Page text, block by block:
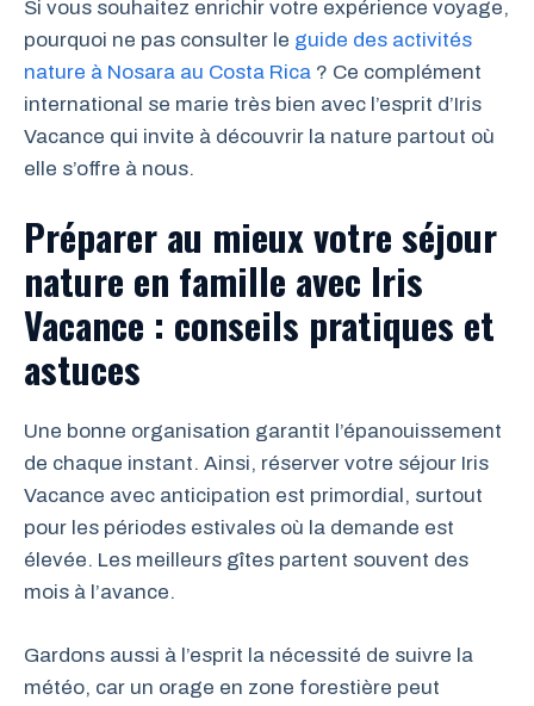
Si vous souhaitez enrichir votre expérience voyage,
pourquoi ne pas consulter le guide des activités
nature à Nosara au Costa Rica ? Ce complément
international se marie très bien avec l’esprit d’Iris
Vacance qui invite à découvrir la nature partout où
elle s’offre à nous.
Préparer au mieux votre séjour
nature en famille avec Iris
Vacance : conseils pratiques et
astuces
Une bonne organisation garantit l’épanouissement
de chaque instant. Ainsi, réserver votre séjour Iris
Vacance avec anticipation est primordial, surtout
pour les périodes estivales où la demande est
élevée. Les meilleurs gîtes partent souvent des
mois à l’avance.
Gardons aussi à l’esprit la nécessité de suivre la
météo, car un orage en zone forestière peut